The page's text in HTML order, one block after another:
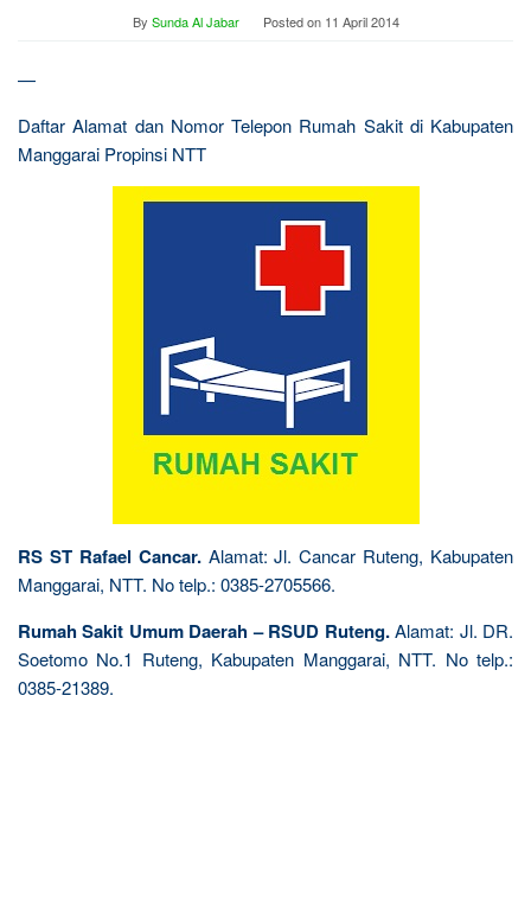
By Sunda Al Jabar Posted on 11 April 2014
—
Daftar Alamat dan Nomor Telepon Rumah Sakit di Kabupaten
Manggarai Propinsi NTT
RS ST Rafael Cancar.Alamat: Jl. Cancar Ruteng, Kabupaten
Manggarai, NTT. No telp.: 0385-2705566.
Rumah Sakit Umum Daerah – RSUD Ruteng.Alamat: Jl. DR.
Soetomo No.1 Ruteng, Kabupaten Manggarai, NTT. No telp.:
0385-21389.